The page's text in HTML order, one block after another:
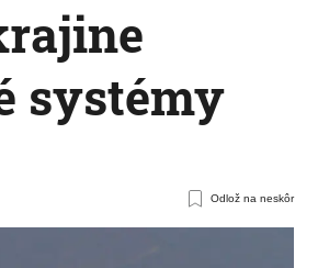
systémy
Odlož na neskôr